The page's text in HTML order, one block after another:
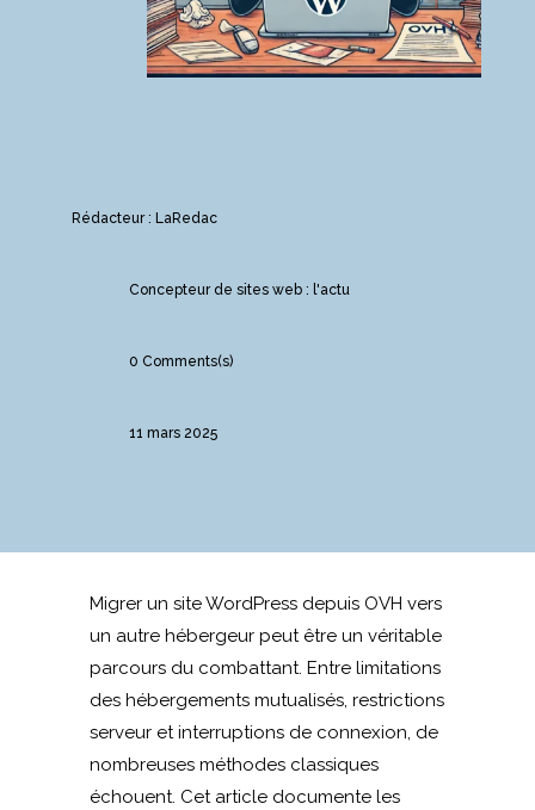
Rédacteur : LaRedac
Concepteur de sites web : l'actu
0 Comments(s)
11 mars 2025
Migrer un site WordPress depuis OVH vers
un autre hébergeur peut être un véritable
parcours du combattant. Entre limitations
des hébergements mutualisés, restrictions
serveur et interruptions de connexion, de
nombreuses méthodes classiques
échouent. Cet article documente les